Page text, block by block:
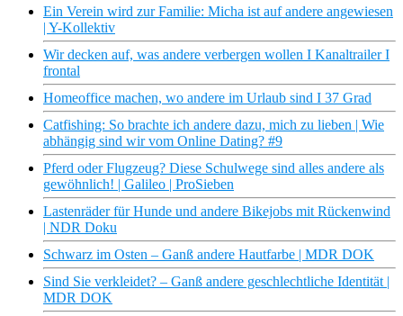
Ein Verein wird zur Familie: Micha ist auf andere angewiesen
| Y-Kollektiv
Wir decken auf, was andere verbergen wollen I Kanaltrailer I
frontal
Homeoffice machen, wo andere im Urlaub sind I 37 Grad
Catfishing: So brachte ich andere dazu, mich zu lieben | Wie
abhängig sind wir vom Online Dating? #9
Pferd oder Flugzeug? Diese Schulwege sind alles andere als
gewöhnlich! | Galileo | ProSieben
Lastenräder für Hunde und andere Bikejobs mit Rückenwind
| NDR Doku
Schwarz im Osten – Ganß andere Hautfarbe | MDR DOK
Sind Sie verkleidet? – Ganß andere geschlechtliche Identität |
MDR DOK